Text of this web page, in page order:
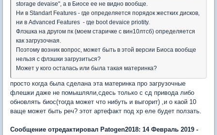
storage devaise", а в Биосе ее не видно вообще.
Ни в Standart Features - где определяется порядок жестких дисков,
ни в Advanced Features - где boot devaice priotity.
Флэшка на другом пк (моем старичке с вин10лтсб) определяется
как загрузочная.
Поэтому возник вопрос, может быть в этой версии Биоса вообще
нельзя с флэшки загрузиться?
Может у кого осталась или была такая материнка?
просто когда была сделана эта материнка про загрузочные
флешки даже не помышляли,сдесь только с сд привода либо
обновлять биос(тогда может что нибуть и выгорит) ,и о каой 10
ваще может быть реч? этот артефакт под хр еле будет ползать.
Сообщение отредактировал Patogen2018: 14 Февраль 2019 -